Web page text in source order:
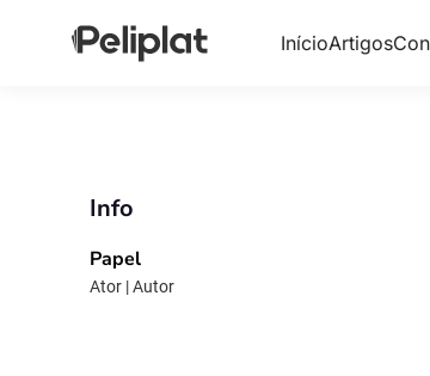
InícioArtigos
Info
Papel
Ator | Autor